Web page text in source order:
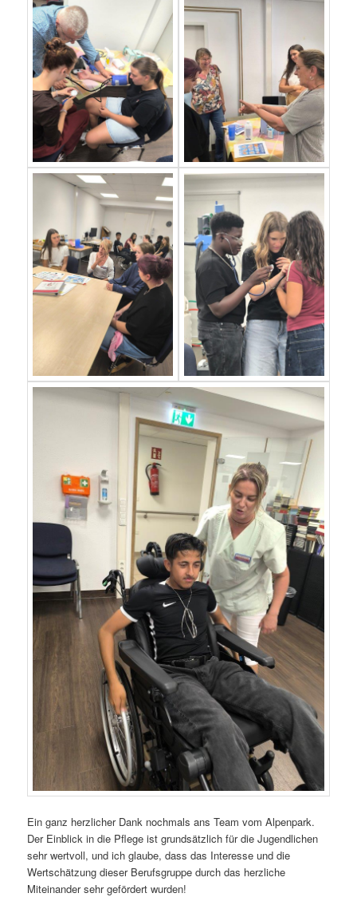
Ein ganz herzlicher Dank nochmals ans Team vom Alpenpark.
Der Einblick in die Pflege ist grundsätzlich für die Jugendlichen
sehr wertvoll, und ich glaube, dass das Interesse und die
Wertschätzung dieser Berufsgruppe durch das herzliche
Miteinander sehr gefördert wurden!